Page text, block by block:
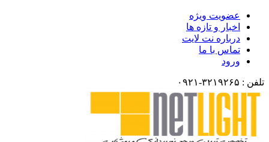
عضویت ویژه
اخبار و تازه ها
درباره نت لایت
تماس با ما
ورود
تلفن : ۳۲۱۹۲۶۵-۰۹۲۱